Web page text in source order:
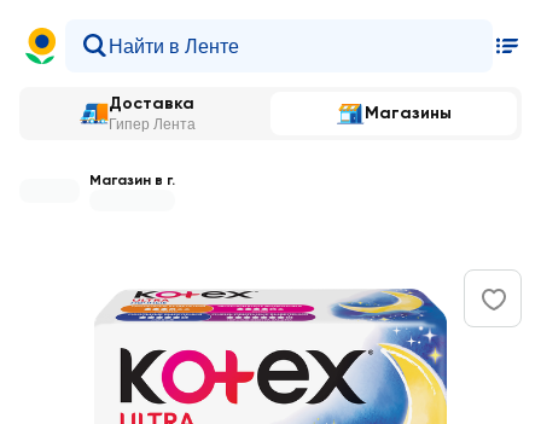
Доставка
Гипер Лента
Магазины
Магазин в г.